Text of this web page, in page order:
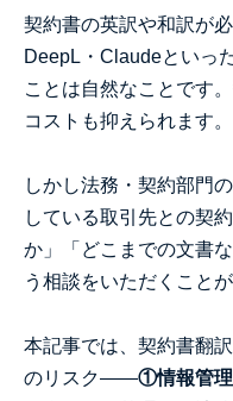
契約書の英訳や和訳が
DeepL・Claudeといっ
ことは自然なことです
コストも抑えられます。
しかし法務・契約部門
している取引先との契
か」「どこまでの文書
う相談をいただくことが
本記事では、契約書翻
のリスク——①情報管理